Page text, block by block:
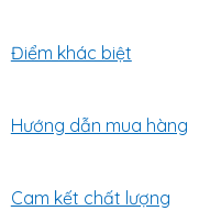
Điểm khác biệt
Hướng dẫn mua hàng
Cam kết chất lượng